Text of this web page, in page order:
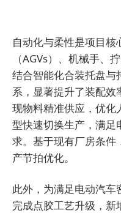
自动化与柔性是项目
（AGVs）、机械手、
结合智能化合装托盘与
系，显著提升了装配
现物料精准供应，优化
型快速切换生产，满足
求。基于现有厂房条件
产节拍优化。
此外，为满足电动汽
完成点胶工艺升级，新